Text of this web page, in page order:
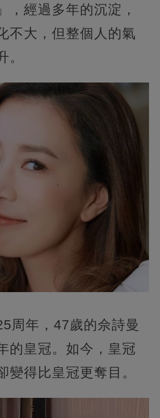
，經過多年的沉淀，
不大，但整個人的氣
。
周年，47歲的佘詩曼
的皇冠。如今，皇冠
變得比皇冠更奪目。